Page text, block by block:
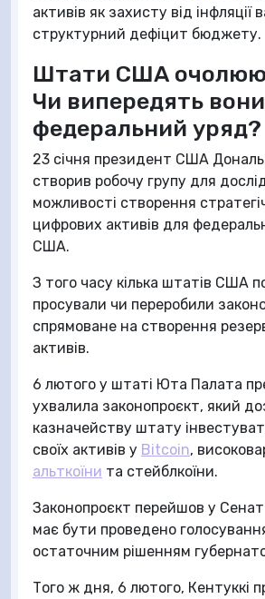
активів як захисту від інфляції
структурний дефіцит бюджету.
Штати США
Чи випередять вони
федеральний уряд?
23 січня президент США
створив робочу групу для
можливості створення
цифрових активів для
США.
З того часу кілька штатів США
просували чи переробили
спрямоване на створення
активів.
6 лютого у штаті Юта Палата
ухвалила законопроєкт, який
казначейству штату
своїх активів у Bitcoin,
альткоїни та стейблкоїни.
Законопроєкт перейшов у
має бути проведено
остаточним рішенням
Того ж дня, 6 лютого, Кентуккі